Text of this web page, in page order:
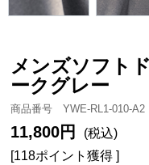
メンズソフト
ークグレー
商品番号 YWE-RL1-010-A2
11,800円
(税込)
[118ポイント獲得 ]